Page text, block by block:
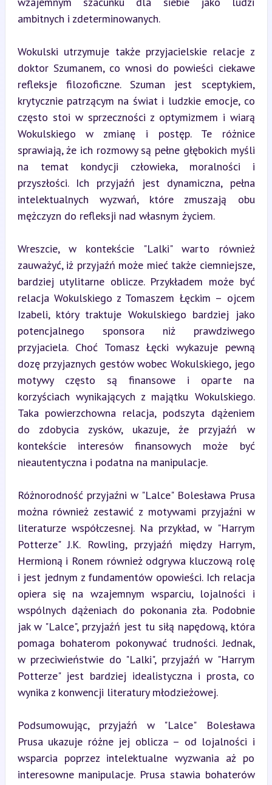
ambitnych i zdeterminowanych.
Wokulski utrzymuje także przyjacielskie relacje z
doktor Szumanem, co wnosi do powieści ciekawe
refleksje filozoficzne. Szuman jest sceptykiem,
krytycznie patrzącym na świat i ludzkie emocje, co
często stoi w sprzeczności z optymizmem i wiarą
Wokulskiego w zmianę i postęp. Te różnice
sprawiają, że ich rozmowy są pełne głębokich myśli
na temat kondycji człowieka, moralności i
przyszłości. Ich przyjaźń jest dynamiczna, pełna
intelektualnych wyzwań, które zmuszają obu
mężczyzn do refleksji nad własnym życiem.
Wreszcie, w kontekście "Lalki" warto również
zauważyć, iż przyjaźń może mieć także ciemniejsze,
bardziej utylitarne oblicze. Przykładem może być
relacja Wokulskiego z Tomaszem Łęckim – ojcem
Izabeli, który traktuje Wokulskiego bardziej jako
potencjalnego sponsora niż prawdziwego
przyjaciela. Choć Tomasz Łęcki wykazuje pewną
dozę przyjaznych gestów wobec Wokulskiego, jego
motywy często są finansowe i oparte na
korzyściach wynikających z majątku Wokulskiego.
Taka powierzchowna relacja, podszyta dążeniem
do zdobycia zysków, ukazuje, że przyjaźń w
kontekście interesów finansowych może być
nieautentyczna i podatna na manipulacje.
Różnorodność przyjaźni w "Lalce" Bolesława Prusa
można również zestawić z motywami przyjaźni w
literaturze współczesnej. Na przykład, w "Harrym
Potterze" J.K. Rowling, przyjaźń między Harrym,
Hermioną i Ronem również odgrywa kluczową rolę
i jest jednym z fundamentów opowieści. Ich relacja
opiera się na wzajemnym wsparciu, lojalności i
wspólnych dążeniach do pokonania zła. Podobnie
jak w "Lalce", przyjaźń jest tu siłą napędową, która
pomaga bohaterom pokonywać trudności. Jednak,
w przeciwieństwie do "Lalki", przyjaźń w "Harrym
Potterze" jest bardziej idealistyczna i prosta, co
wynika z konwencji literatury młodzieżowej.
Podsumowując, przyjaźń w "Lalce" Bolesława
Prusa ukazuje różne jej oblicza – od lojalności i
wsparcia poprzez intelektualne wyzwania aż po
interesowne manipulacje. Prusa stawia bohaterów